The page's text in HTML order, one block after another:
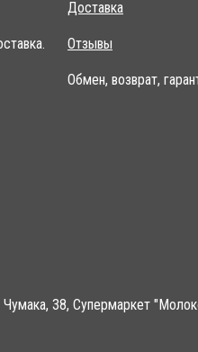
Доставка
Отзывы
Обмен, возврат,
38, Супермаркет